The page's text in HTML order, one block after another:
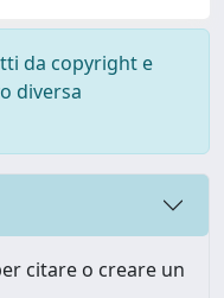
da copyright e
diversa
citare o creare un